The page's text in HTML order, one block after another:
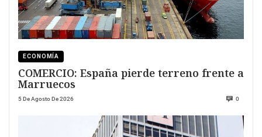
ECONOMÍA
COMERCIO: España pierde terreno frente a
Marruecos
5 De Agosto De 2026 0